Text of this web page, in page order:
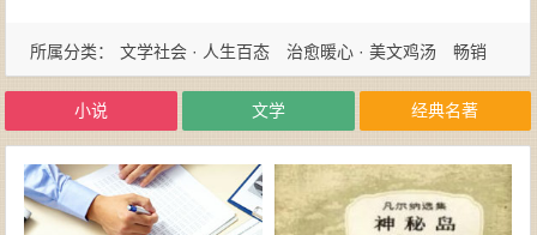
所属分类： 文学社会 · 人生百态 治愈暖心 · 美文鸡汤
畅销
小说
文学 经典名著